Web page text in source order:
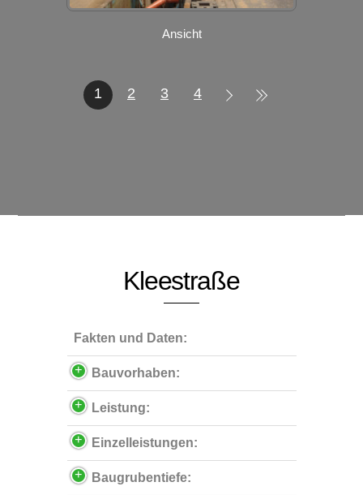
Ansicht
1 2 3 4
Kleestraße
Fakten und Daten:
Bauvorhaben:
Leistung:
Einzelleistungen:
Baugrubentiefe: